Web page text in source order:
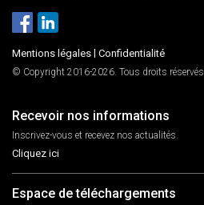
Mentions légales | Confidentialité
© Copyright 2016-2026. Tous droits réservés.
Recevoir nos informations
Inscrivez-vous et recevez nos actualités.
Cliquez ici
Espace de téléchargements